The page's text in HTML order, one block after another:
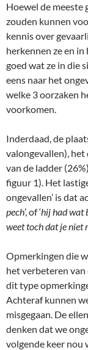
Hoewel de meeste
zouden kunnen
kennis over
herkennen ze en
goed wat ze in die
eens naar het
welke 3 oorzaken
voorkomen.
Inderdaad, de
valongevallen),
van de ladder
figuur 1). Het
ongevallen’ is dat
pech’, of ‘hij had wat
weet toch dat je niet
Opmerkingen die
het verbeteren van
dit type
Achteraf kunnen
misgegaan. De
denken dat we
volgende keer nou